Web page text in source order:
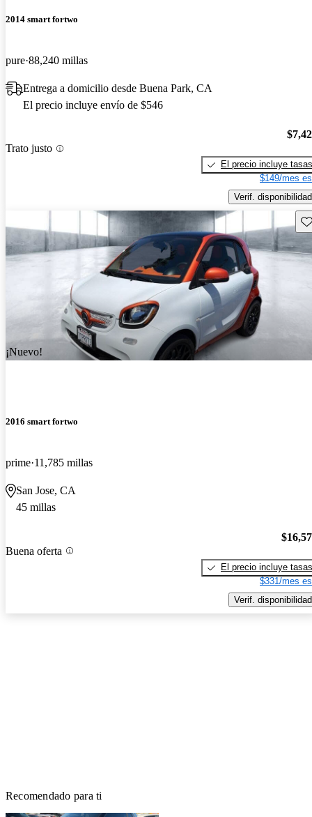
2014 smart fortwo
pure 88,240 millas
Entrega a domicilio desde Buena Park, CA
El precio incluye envío de $546
Trato justo
El precio incluye tasas
$149/mes
Verif. disponibilidad
¡Nuevo!
2016 smart fortwo
prime 11,785 millas
San Jose, CA
45 millas
Buena oferta
El precio incluye tasas
$331/mes
Verif. disponibilidad
Recomendado para ti